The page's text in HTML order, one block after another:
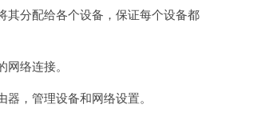
分配给各个设备，保证每个设备都
络连接。
，管理设备和网络设置。